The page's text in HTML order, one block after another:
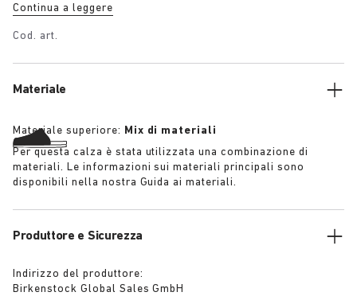
della stagione.
Continua a leggere
Cod. art.
Materiale
Materiale superiore: Mix di materiali
Per questa calza è stata utilizzata una combinazione di
materiali. Le informazioni sui materiali principali sono
disponibili nella nostra Guida ai materiali.
Produttore e Sicurezza
Indirizzo del produttore:
Birkenstock Global Sales GmbH